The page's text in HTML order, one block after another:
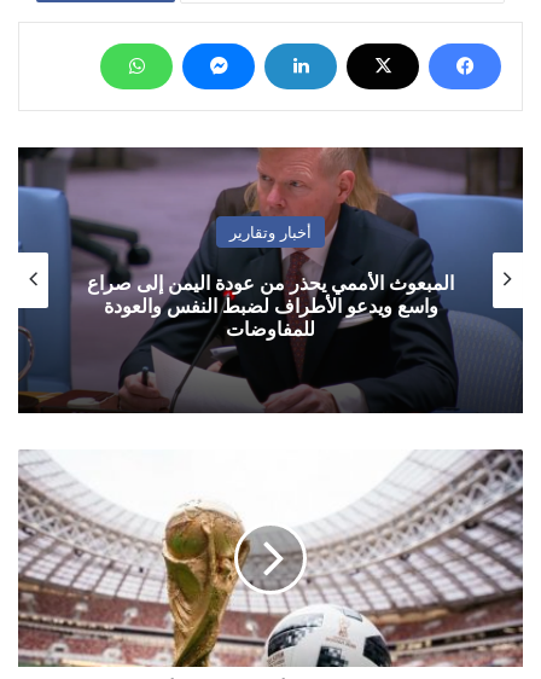
أخبار وتقارير
المبعوث الأممي يحذر من عودة اليمن إلى صراع
واسع ويدعو الأطراف لضبط النفس والعودة
للمفاوضات
مباريات
الخميس
24
أكتوبر/
تشرين
أول
2019